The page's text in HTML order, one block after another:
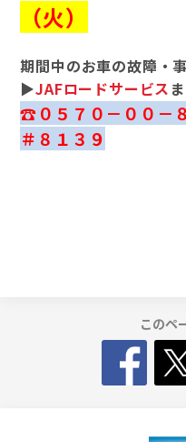
（火）
期間中のお車の故障・
▶JAFロードサービス
☎０５７０－００－
＃８１３９
このペ